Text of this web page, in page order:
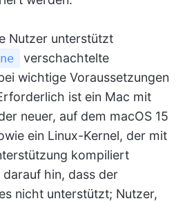
Nutzer unterstützt
verschachtelte
wichtige Voraussetzungen
ist ein Mac mit
neuer, auf dem macOS 15
ein Linux-Kernel, der mit
kompiliert
hin, dass der
nicht unterstützt; Nutzer,